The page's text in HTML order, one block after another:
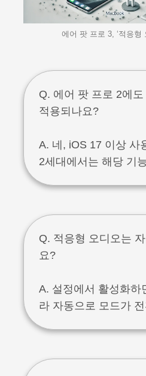
에어 팟 프로 3, ‘적응형
Q. 에어 팟 프로 2에
적용되나요?
A. 네, iOS 17 이상 사
2세대에서는 해당 기
Q. 적응형 오디오는
요?
A. 설정에서 활성화하
라 자동으로 모드가